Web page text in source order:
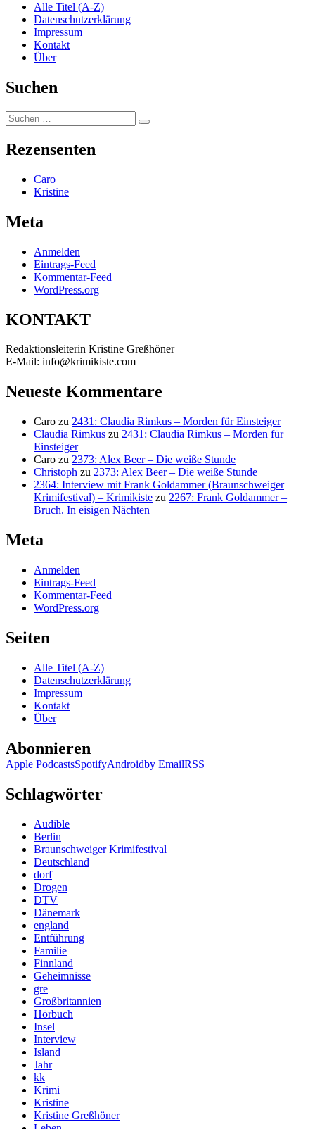
Alle Titel (A-Z)
Datenschutzerklärung
Impressum
Kontakt
Über
Suchen
Suchen
nach:
Suchen
Rezensenten
Caro
Kristine
Meta
Anmelden
Eintrags-Feed
Kommentar-Feed
WordPress.org
KONTAKT
Redaktionsleiterin Kristine Greßhöner
E-Mail: info@krimikiste.com
Neueste Kommentare
Caro zu 2431: Claudia Rimkus – Morden für Einsteiger
Claudia Rimkus zu 2431: Claudia Rimkus – Morden für
Einsteiger
Caro zu 2373: Alex Beer – Die weiße Stunde
Christoph zu 2373: Alex Beer – Die weiße Stunde
2364: Interview mit Frank Goldammer (Braunschweiger
Krimifestival) – Krimikiste zu 2267: Frank Goldammer –
Bruch. In eisigen Nächten
Meta
Anmelden
Eintrags-Feed
Kommentar-Feed
WordPress.org
Seiten
Alle Titel (A-Z)
Datenschutzerklärung
Impressum
Kontakt
Über
Abonnieren
Apple PodcastsSpotifyAndroidby EmailRSS
Schlagwörter
Audible
Berlin
Braunschweiger Krimifestival
Deutschland
dorf
Drogen
DTV
Dänemark
england
Entführung
Familie
Finnland
Geheimnisse
gre
Großbritannien
Hörbuch
Insel
Interview
Island
Jahr
kk
Krimi
Kristine
Kristine Greßhöner